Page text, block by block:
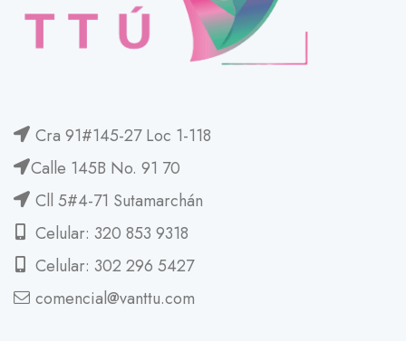
Cra 91#145-27 Loc 1-118
Calle 145B No. 91 70
Cll 5#4-71 Sutamarchán
Celular: 320 853 9318
Celular: 302 296 5427
comencial@vanttu.com